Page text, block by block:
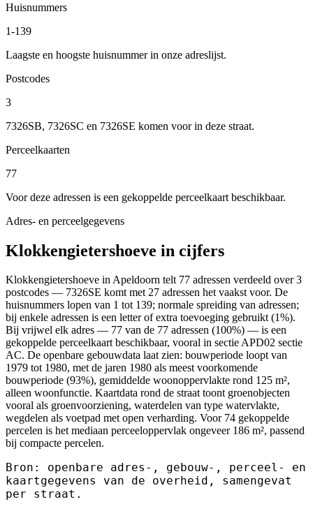
Huisnummers
1-139
Laagste en hoogste huisnummer in onze adreslijst.
Postcodes
3
7326SB, 7326SC en 7326SE komen voor in deze straat.
Perceelkaarten
77
Voor deze adressen is een gekoppelde perceelkaart beschikbaar.
Adres- en perceelgegevens
Klokkengietershoeve in cijfers
Klokkengietershoeve in Apeldoorn telt 77 adressen verdeeld over 3
postcodes — 7326SE komt met 27 adressen het vaakst voor. De
huisnummers lopen van 1 tot 139; normale spreiding van adressen;
bij enkele adressen is een letter of extra toevoeging gebruikt (1%).
Bij vrijwel elk adres — 77 van de 77 adressen (100%) — is een
gekoppelde perceelkaart beschikbaar, vooral in sectie APD02 sectie
AC. De openbare gebouwdata laat zien: bouwperiode loopt van
1979 tot 1980, met de jaren 1980 als meest voorkomende
bouwperiode (93%), gemiddelde woonoppervlakte rond 125 m²,
alleen woonfunctie. Kaartdata rond de straat toont groenobjecten
vooral als groenvoorziening, waterdelen van type watervlakte,
wegdelen als voetpad met open verharding. Voor 74 gekoppelde
percelen is het mediaan perceeloppervlak ongeveer 186 m², passend
bij compacte percelen.
Bron: openbare adres-, gebouw-, perceel- en
kaartgegevens van de overheid, samengevat
per straat.